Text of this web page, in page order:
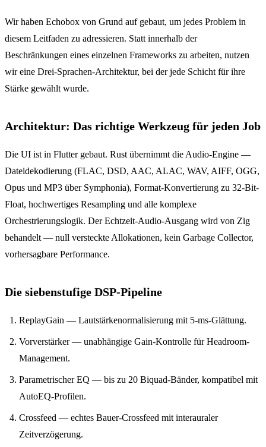
Wir haben Echobox von Grund auf gebaut, um jedes Problem in
diesem Leitfaden zu adressieren. Statt innerhalb der
Beschränkungen eines einzelnen Frameworks zu arbeiten, nutzen
wir eine Drei-Sprachen-Architektur, bei der jede Schicht für ihre
Stärke gewählt wurde.
Architektur: Das richtige Werkzeug für jeden Job
Die UI ist in Flutter gebaut. Rust übernimmt die Audio-Engine —
Dateidekodierung (FLAC, DSD, AAC, ALAC, WAV, AIFF, OGG,
Opus und MP3 über Symphonia), Format-Konvertierung zu 32-Bit-
Float, hochwertiges Resampling und alle komplexe
Orchestrierungslogik. Der Echtzeit-Audio-Ausgang wird von Zig
behandelt — null versteckte Allokationen, kein Garbage Collector,
vorhersagbare Performance.
Die siebenstufige DSP-Pipeline
ReplayGain — Lautstärkenormalisierung mit 5-ms-Glättung.
Vorverstärker — unabhängige Gain-Kontrolle für Headroom-
Management.
Parametrischer EQ — bis zu 20 Biquad-Bänder, kompatibel mit
AutoEQ-Profilen.
Crossfeed — echtes Bauer-Crossfeed mit interauraler
Zeitverzögerung.